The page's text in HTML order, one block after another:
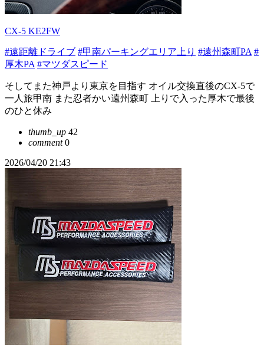
CX-5 KE2FW
#遠距離ドライブ #甲南パーキングエリア上り #遠州森町PA #
厚木PA #マツダスピード
そしてまた神戸より東京を目指す オイル交換直後のCX-5で
一人旅甲南 また忍者かい遠州森町 上りで入った厚木で最後
のひと休み
thumb_up 42
comment0
2026/04/20 21:43